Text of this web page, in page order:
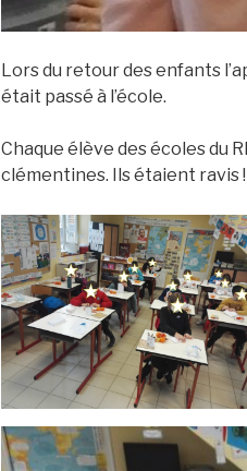
Lors du retour des enfants
était passé à l’école.
Chaque élève des écoles du
clémentines. Ils étaient ravis !